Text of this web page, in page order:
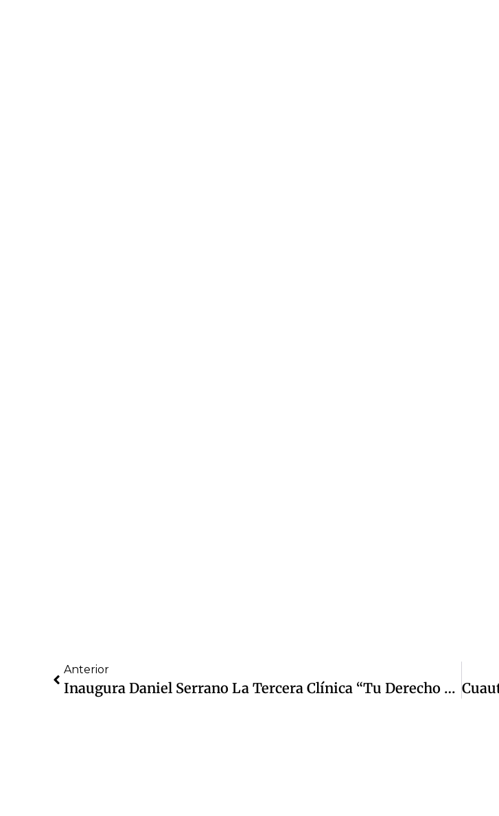
Anterior
Inaugura Daniel Serrano La Tercera Clínica “Tu Derecho A La Salud” En La Unidad Niños Héroes